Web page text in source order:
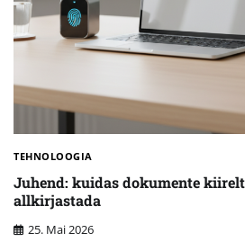
TEHNOLOOGIA
Juhend: kuidas dokumente
allkirjastada
25. Mai 2026